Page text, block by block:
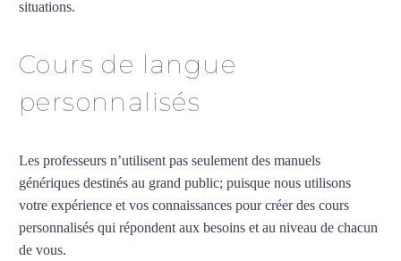
situations.
Cours de langue
personnalisés
Les professeurs n’utilisent pas seulement des manuels
génériques destinés au grand public; puisque nous utilisons
votre expérience et vos connaissances pour créer des cours
personnalisés qui répondent aux besoins et au niveau de chacun
de vous.